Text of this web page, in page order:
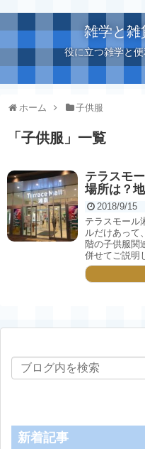
雑学と雑
役に立つ雑学と
ホーム 子供服
「 子供服 」 一覧
テラスモ
場所は？
2018/9/15
テラスモール
ルだけあって
階の子供服関
併せてご説明
新着記事